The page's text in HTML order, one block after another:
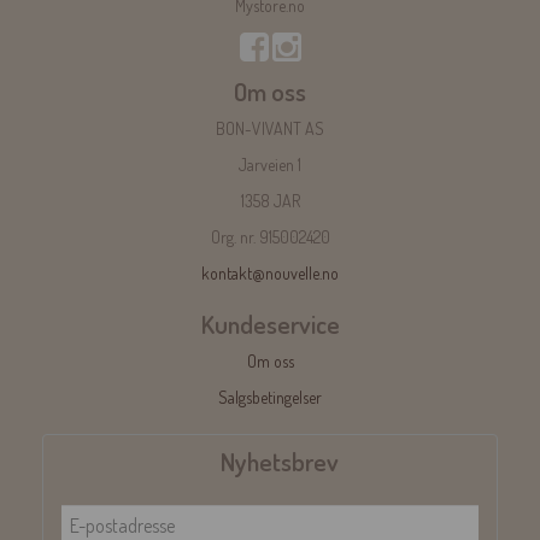
Mystore.no
Om oss
BON-VIVANT AS
Jarveien 1
1358 JAR
Org. nr. 915002420
kontakt@nouvelle.no
Kundeservice
Om oss
Salgsbetingelser
Nyhetsbrev